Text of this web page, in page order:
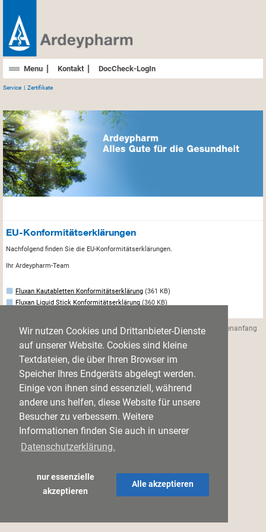
Wir nutzen Cookies und Drittanbieter-Dienste
auf unserer Website. Cookies sind kleine
Textdateien, die über Ihren Browser im
Speicher Ihres Endgeräts abgelegt werden.
Einige von ihnen sind essenziell, während
andere uns helfen, diese Website für unsere
Besucher zu verbessern. Weitere
Informationen finden Sie auch in unserer
Datenschutzerklärung.
nur essenzielle
akzeptieren
Alle akzeptieren
Menu Kontakt DocCheck-LogIn
Service Zertifikate
EU-Konformitätserklärungen
Nachfolgend finden Sie die EU-Konformitätserklärungen.
Ihr Ardeypharm-Team
Fluxan Kautabletten Konformitätserklärung (361 KB)
Fluxan Liquid Stick Konformitätserklärung (360 KB)
Datenschutz Impressum Zum Seitenanfang